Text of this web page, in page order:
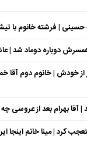
خانوم با تیشرت زرافه ای و
دوباره دوماد شد |
خمسه با زن دوم 20 سال جوان‌تر از
بهرام بعد از عروسی
کرد | مینا خانم اینجا